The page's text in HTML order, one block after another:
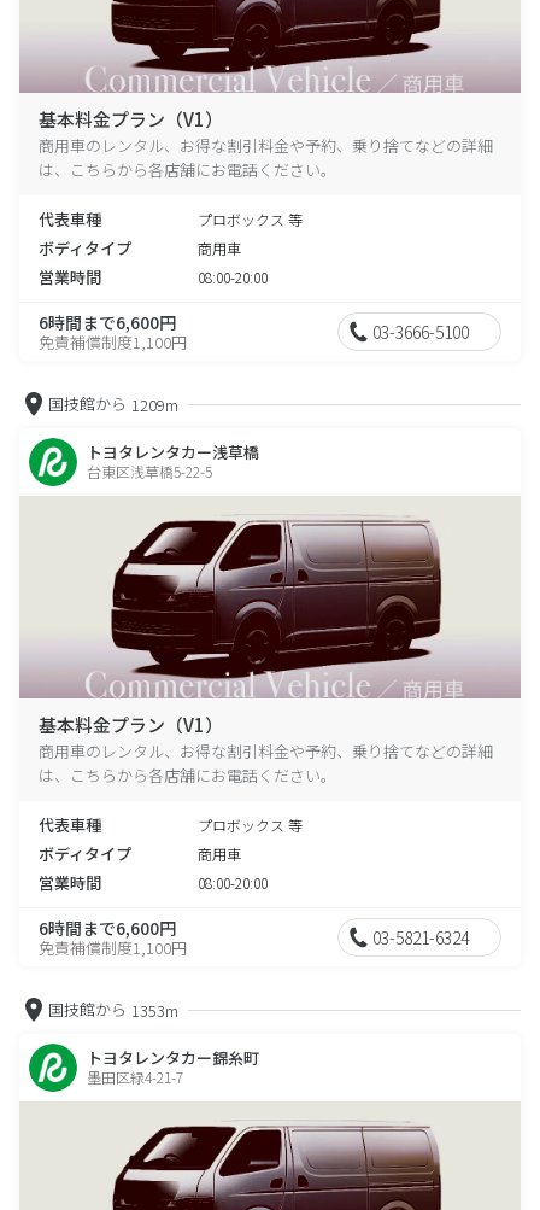
基本料金プラン（V1）
商用車のレンタル、お得な割引料金や予約、乗り捨てなどの詳細
は、こちらから各店舗にお電話ください。
代表車種 プロボックス 等
ボディタイプ 商用車
営業時間 08:00-20:00
6時間まで6,600円
免責補償制度1,100円 03-3666-5100
国技館から 1209m
トヨタレンタカー浅草橋
台東区浅草橋5-22-5
基本料金プラン（V1）
商用車のレンタル、お得な割引料金や予約、乗り捨てなどの詳細
は、こちらから各店舗にお電話ください。
代表車種 プロボックス 等
ボディタイプ 商用車
営業時間 08:00-20:00
6時間まで6,600円
免責補償制度1,100円 03-5821-6324
国技館から 1353m
トヨタレンタカー錦糸町
墨田区緑4-21-7